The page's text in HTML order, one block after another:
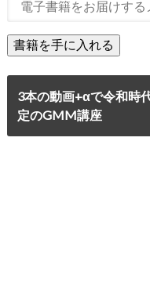
3本の動画+αで令和時
定のGMM講座